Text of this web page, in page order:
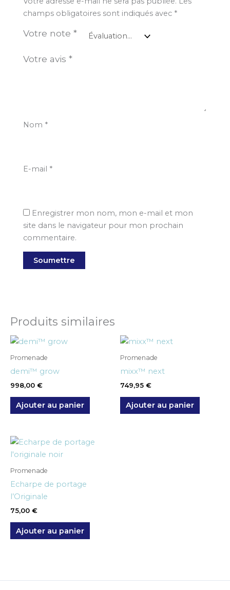
champs obligatoires sont indiqués avec *
Votre note*
Votre avis*
Nom *
E-mail *
Enregistrer mon nom, mon e-mail et mon
site dans le navigateur pour mon prochain
commentaire.
Produits similaires
Promenade
demi™ grow
998,00 €
Ajouter au panier
Promenade
mixx™ next
749,95 €
Ajouter au panier
Promenade
Echarpe de portage
l’Originale
75,00 €
Ajouter au panier